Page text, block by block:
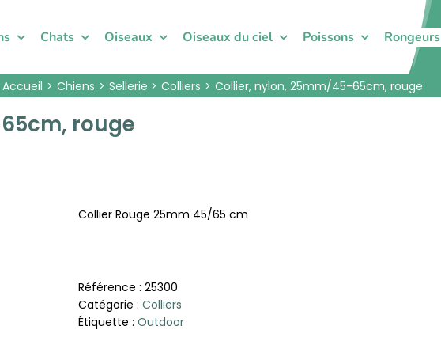
Chats Oiseaux Oiseaux du ciel Poissons Rongeurs
Accueil Chiens Sellerie Colliers Collier, nylon, 25mm/45-65cm, rouge
rouge
Collier Rouge 25mm 45/65 cm
Référence : 25300
Catégorie : Colliers
Étiquette : Outdoor